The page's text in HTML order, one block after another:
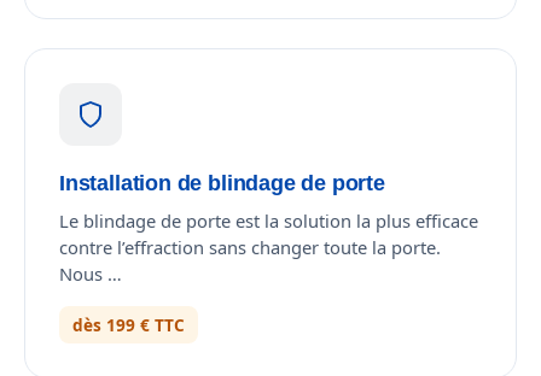
Installation de blindage de porte
Le blindage de porte est la solution la plus efficace
contre l’effraction sans changer toute la porte.
Nous …
dès 199 € TTC